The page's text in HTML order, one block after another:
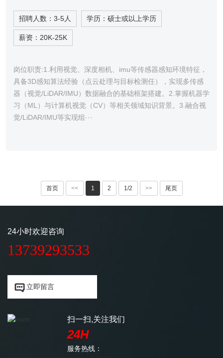
招聘人数：3-5人 学历：硕士或以上学历
薪资：20K-25K
岗位职责:1.利用视觉、深度相机、imu等传感器感知环境特征，
具备3D感知算法经验（点云处理与目标检测任），实现多传感
器（视觉/LiDAR/IMU）数据融合的基础框架搭建。2.掌握机器学
习（ML）与计算机视觉（CV）等相关领域知识背景。3.融合视
觉/LiDAR/IMU等实现组···
首页 << 1 2 1/2 >> 尾页
24小时欢迎咨询
13739293533
 立即留言
扫一扫,关注我们
24H
服务热线：